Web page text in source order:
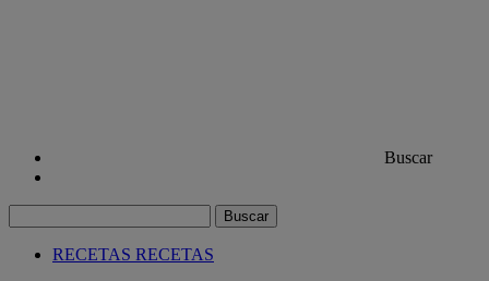
Buscar
Buscar
RECETAS RECETAS